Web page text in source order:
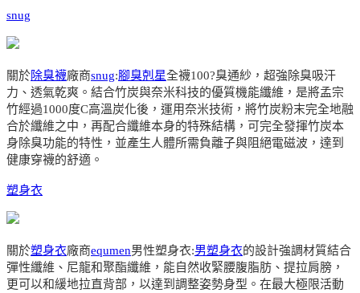
snug
關於除臭襪廠商snug:腳臭剋星全襪100?臭通紗，超強除臭吸汗
力、透氣乾爽。結合竹炭與奈米科技的優質機能纖維，是將孟宗
竹經過1000度C高溫炭化後，運用奈米技術，將竹炭粉末完全地融
合於纖維之中，再配合纖維本身的特殊結構，可完全發揮竹炭本
身除臭功能的特性，並產生人體所需負離子與阻絕電磁波，達到
健康穿襪的舒適。
塑身衣
關於塑身衣廠商equmen男性塑身衣:男塑身衣的設計強調材質結合
彈性纖維、尼龍和聚酯纖維，能自然收緊腰腹脂肪、提拉肩膀，
更可以和緩地拉直背部，以達到調整姿勢身型。在最大極限活動